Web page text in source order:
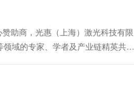
助商，光惠（上海）激光科技有限
域的专家、学者及产业链精英共话